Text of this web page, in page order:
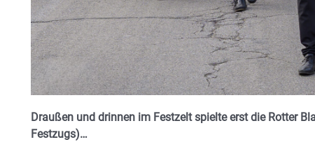
Draußen und drinnen im Festzelt spielte erst die Rotter
Festzugs)…